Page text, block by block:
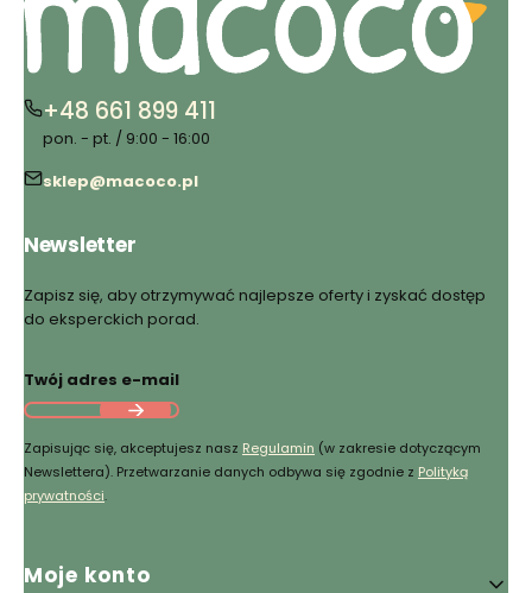
+48 661 899 411
pon. - pt. / 9:00 - 16:00
sklep@macoco.pl
Newsletter
Zapisz się, aby otrzymywać najlepsze oferty i zyskać dostęp
do eksperckich porad.
Twój adres e-mail
Zapisując się, akceptujesz nasz Regulamin (w zakresie dotyczącym
Newslettera). Przetwarzanie danych odbywa się zgodnie z Polityką
prywatności.
Linki w stopce
Moje konto